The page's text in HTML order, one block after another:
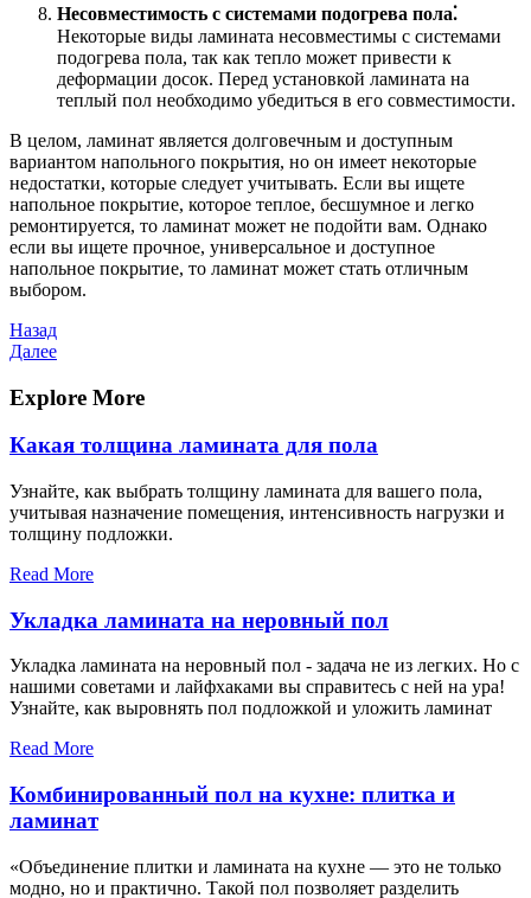
Несовместимость с системами подогрева пола⁚
Некоторые виды ламината несовместимы с системами
подогрева пола, так как тепло может привести к
деформации досок. Перед установкой ламината на
теплый пол необходимо убедиться в его совместимости.
В целом, ламинат является долговечным и доступным
вариантом напольного покрытия, но он имеет некоторые
недостатки, которые следует учитывать. Если вы ищете
напольное покрытие, которое теплое, бесшумное и легко
ремонтируется, то ламинат может не подойти вам. Однако
если вы ищете прочное, универсальное и доступное
напольное покрытие, то ламинат может стать отличным
выбором.
Навигация
по
записям
Предыдущая
запись
Назад
Следующая
Далее
Explore More
Какая толщина ламината для пола
Узнайте, как выбрать толщину ламината для вашего пола,
учитывая назначение помещения, интенсивность нагрузки и
толщину подложки.
Read More
Укладка ламината на неровный пол
Укладка ламината на неровный пол - задача не из легких. Но с
нашими советами и лайфхаками вы справитесь с ней на ура!
Узнайте, как выровнять пол подложкой и уложить ламинат
Read More
Комбинированный пол на кухне: плитка и
ламинат
«Объединение плитки и ламината на кухне — это не только
модно, но и практично. Такой пол позволяет разделить